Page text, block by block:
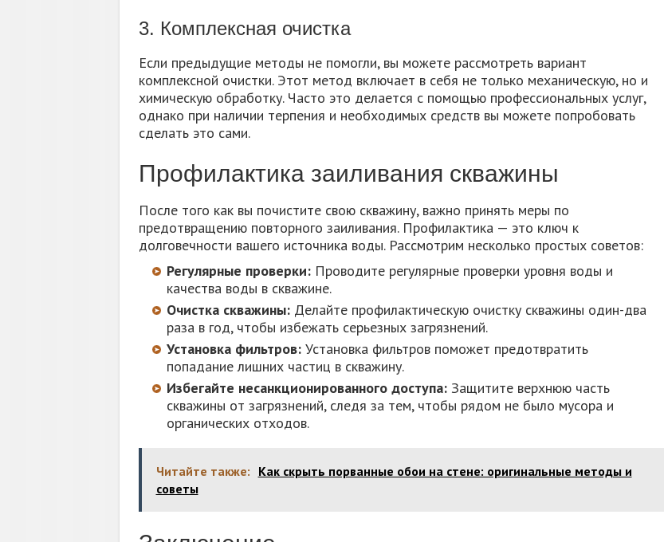
3. Комплексная очистка
Если предыдущие методы не помогли, вы можете рассмотреть вариант
комплексной очистки. Этот метод включает в себя не только механическую, но и
химическую обработку. Часто это делается с помощью профессиональных услуг,
однако при наличии терпения и необходимых средств вы можете попробовать
сделать это сами.
Профилактика заиливания скважины
После того как вы почистите свою скважину, важно принять меры по
предотвращению повторного заиливания. Профилактика — это ключ к
долговечности вашего источника воды. Рассмотрим несколько простых советов:
Регулярные проверки:Проводите регулярные проверки уровня воды и
качества воды в скважине.
Очистка скважины:Делайте профилактическую очистку скважины один-два
раза в год, чтобы избежать серьезных загрязнений.
Установка фильтров:Установка фильтров поможет предотвратить
попадание лишних частиц в скважину.
Избегайте несанкционированного доступа:Защитите верхнюю часть
скважины от загрязнений, следя за тем, чтобы рядом не было мусора и
органических отходов.
Читайте также: Как скрыть порванные обои на стене: оригинальные методы и
советы